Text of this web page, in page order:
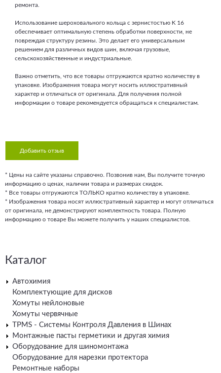
ремонта.
Использование шероховального кольца с зернистостью K 16
обеспечивает оптимальную степень обработки поверхности, не
повреждая структуру резины. Это делает его универсальным
решением для различных видов шин, включая грузовые,
сельскохозяйственные и индустриальные.
Важно отметить, что все товары отгружаются кратно количеству в
упаковке. Изображения товара могут носить иллюстративный
характер и отличаться от оригинала. Для получения полной
информации о товаре рекомендуется обращаться к специалистам.
Добавить отзыв
* Цены на сайте указаны справочно. Позвонив нам, Вы получите точную
информацию о ценах, наличии товара и размерах скидок.
* Все товары отгружаются ТОЛЬКО кратно количеству в упаковке.
* Изображения товара носят иллюстративный характер и могут отличаться
от оригинала, не демонстрируют комплектность товара. Полную
информацию о товаре Вы можете получить у наших специалистов.
Каталог
Автохимия
Комплектующие для дисков
Хомуты нейлоновые
Хомуты червячные
TPMS - Системы Контроля Давления в Шинах
Монтажные пасты герметики и другая химия
Оборудование для шиномонтажа
Оборудование для нарезки протектора
Ремонтные наборы